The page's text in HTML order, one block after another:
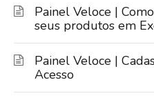
Painel Veloce |
seus produtos em
Painel Veloce |
Acesso